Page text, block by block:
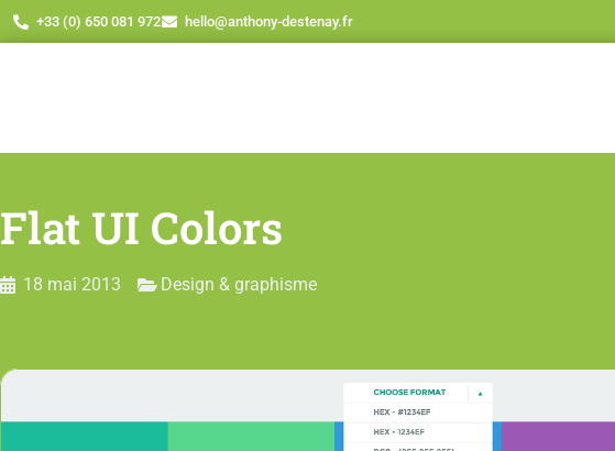
+33 (0) 650 081 972 hello@anthony-destenay.fr
Flat UI Colors
18 mai 2013 Design & graphisme